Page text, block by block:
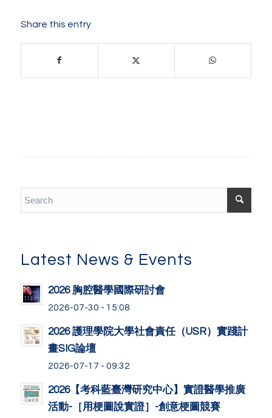
Share this entry
Latest News & Events
2026 胸腔醫學國際研討會
2026-07-30 - 15:08
2026 護理學院大學社會責任（USR）實踐計
畫SIG論壇
2026-07-17 - 09:32
2026【考科藍臺灣研究中心】實證醫學推廣
活動-［用梗圖說實證］-創意梗圖競賽